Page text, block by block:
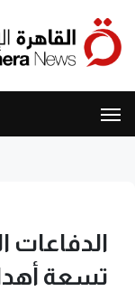
الدفاعات
تسعة